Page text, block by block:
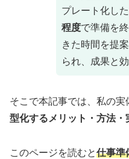
プレート化し
程度で準備を
きた時間を提
られ、成果と
そこで本記事では、私の実
型化するメリット・方法・
このページを読むと仕事準